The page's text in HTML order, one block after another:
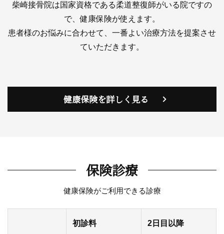
柴崎接骨院は国家資格である柔道整復師がいる院ですの
で、健康保険が使えます。
患者様のお悩みに合わせて、一番よい治療方法を提案させ
ていただきます。
健康保険を詳しく見る
保険診療
健康保険がご利用できる診療
初診料 2日目以降